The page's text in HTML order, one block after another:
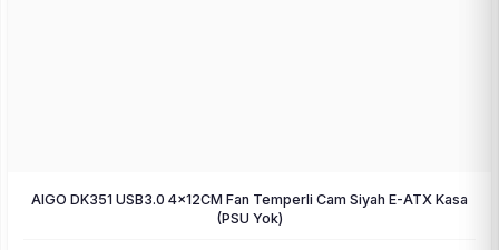
AIGO DK351 USB3.0 4×12CM Fan Temperli Cam Siyah E-ATX Kasa
(PSU Yok)